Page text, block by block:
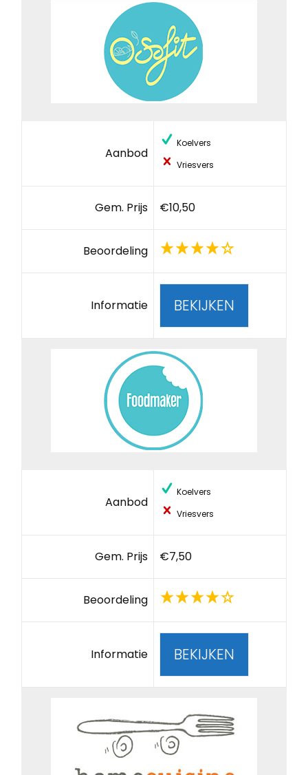
Aanbod
Koelvers
Vriesvers
Gem. Prijs €10,50
Beoordeling
Informatie BEKIJKEN
Aanbod
Koelvers
Vriesvers
Gem. Prijs €7,50
Beoordeling
Informatie BEKIJKEN